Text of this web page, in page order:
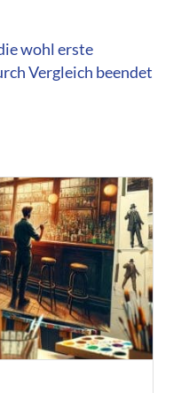
wohl erste
Vergleich beendet